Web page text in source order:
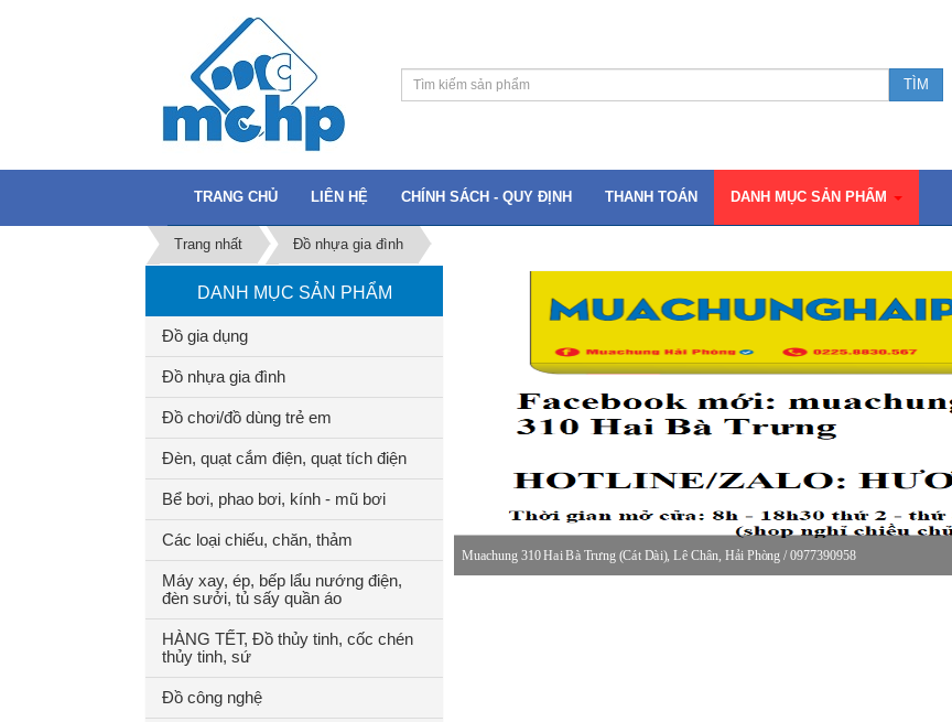
TRANG CHỦ LIÊN HỆ CHÍNH SÁCH - QUY ĐỊNH THANH TOÁN DANH MỤC SẢN PHẨM
Trang nhất Đồ nhựa gia đình
DANH MỤC SẢN PHẨM
Đồ gia dụng
Đồ nhựa gia đình
Đồ chơi/đồ dùng trẻ em
Đèn, quạt cắm điện, quạt tích điện
Bể bơi, phao bơi, kính - mũ bơi
Các loại chiếu, chăn, thảm
Máy xay, ép, bếp lẩu nướng điện,
đèn sưởi, tủ sấy quần áo
HÀNG TẾT, Đồ thủy tinh, cốc chén
thủy tinh, sứ
Đồ công nghệ
Muachung 310 Hai Bà Trưng (Cát Dài), Lê Chân, Hải Phòng / 0977390958